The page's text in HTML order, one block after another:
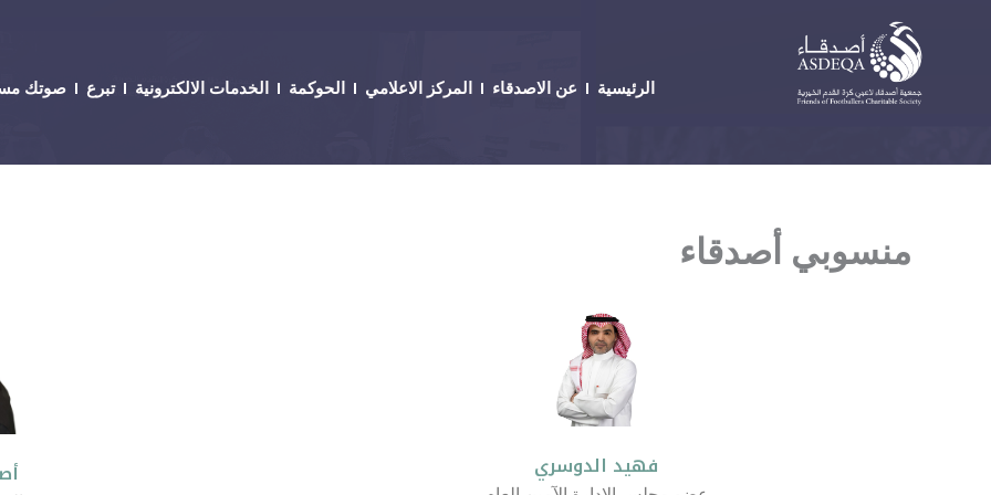
الرئيسية
عن الاصدقاء المركز الاعلامي الحوكمة الخدمات الالكترونية تبرع صوتك
منسوبي أصدقاء
فهيد الدوسري